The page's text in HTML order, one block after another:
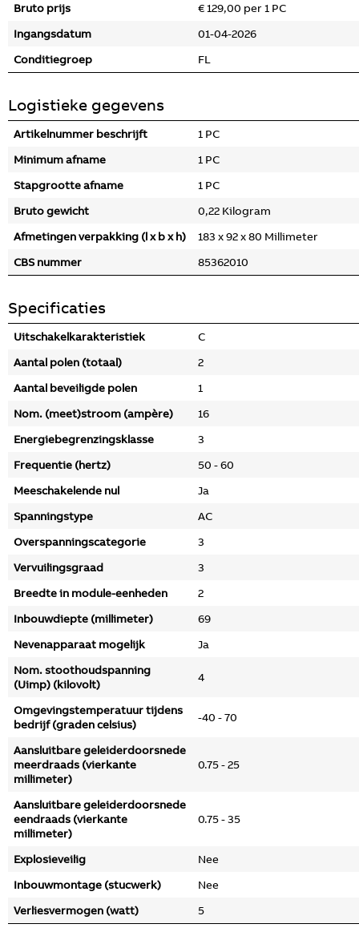
Bruto prijs
€ 129,00 per 1 PC
Ingangsdatum
01-04-2026
Conditiegroep
FL
Logistieke gegevens
Artikelnummer beschrijft
1 PC
Minimum afname
1 PC
Stapgrootte afname
1 PC
Bruto gewicht
0,22 Kilogram
Afmetingen verpakking (l x b x h)
183 x 92 x 80 Millimeter
CBS nummer
85362010
Specificaties
Uitschakelkarakteristiek
C
Aantal polen (totaal)
2
Aantal beveiligde polen
1
Nom. (meet)stroom (ampère)
16
Energiebegrenzingsklasse
3
Frequentie (hertz)
50 - 60
Meeschakelende nul
Ja
Spanningstype
AC
Overspanningscategorie
3
Vervuilingsgraad
3
Breedte in module-eenheden
2
Inbouwdiepte (millimeter)
69
Nevenapparaat mogelijk
Ja
Nom. stoothoudspanning
(Uimp) (kilovolt)
4
Omgevingstemperatuur tijdens
bedrijf (graden celsius)
-40 - 70
Aansluitbare geleiderdoorsnede
meerdraads (vierkante
millimeter)
0.75 - 25
Aansluitbare geleiderdoorsnede
eendraads (vierkante
millimeter)
0.75 - 35
Explosieveilig
Nee
Inbouwmontage (stucwerk)
Nee
Verliesvermogen (watt)
5